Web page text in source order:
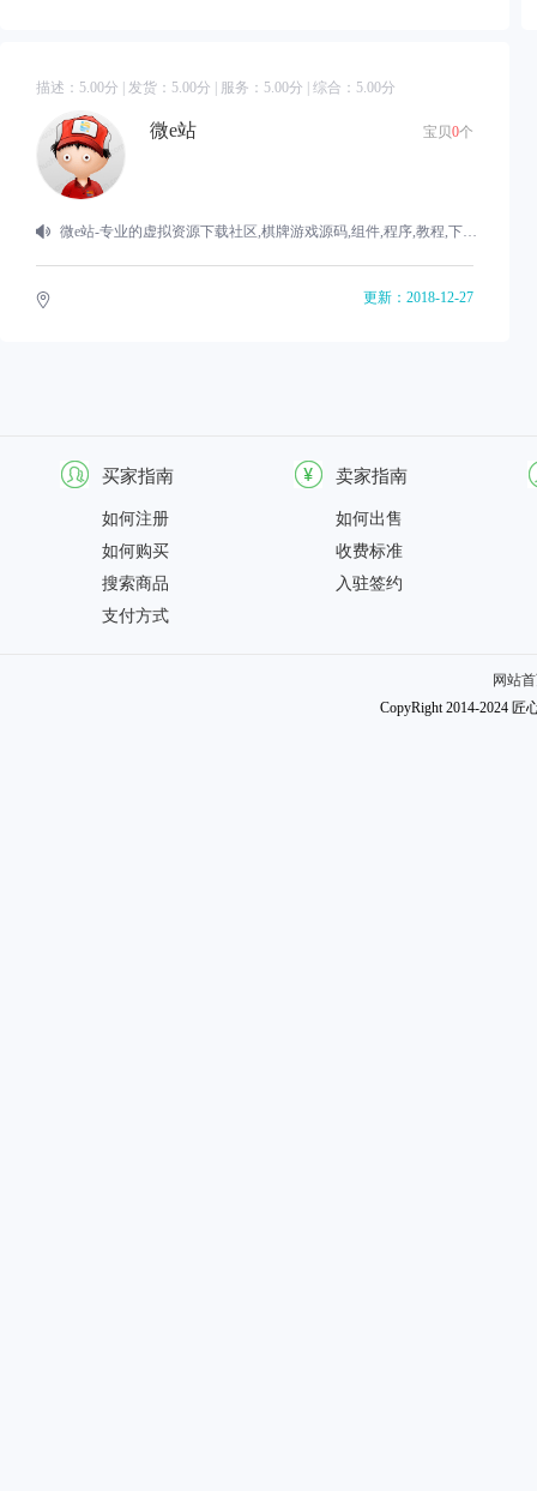
描述： 5.00分 | 发货： 5.00分 | 服务： 5.00分 | 综合： 5.00分
微e站 宝贝0个
微e站-专业的虚拟资源下载社区,棋牌游戏源码,组件,程序,教程,下载平台,游戏搭建架设一条龙服务。
更新：2018-12-27
买家指南
如何注册
如何购买
搜索商品
支付方式
卖家指南
如何出售
收费标准
入驻签约
网站
CopyRight 2014-2024